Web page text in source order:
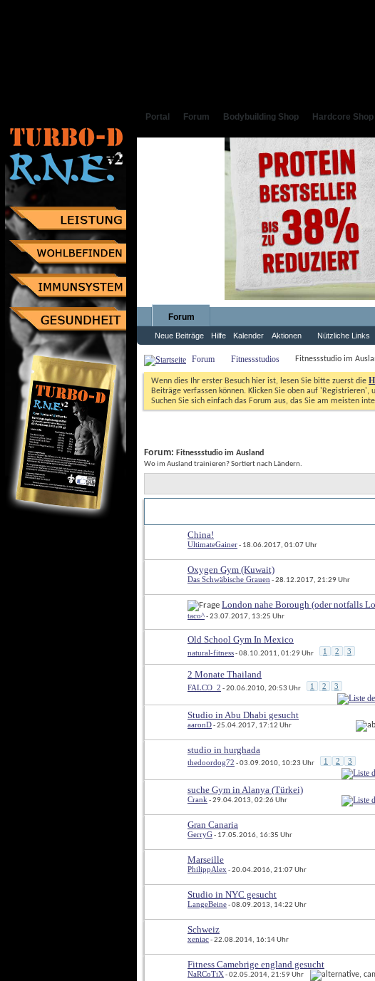
Portal Forum Bodybuilding Shop Hardcore Shop
Forum
Neue Beiträge Hilfe Kalender Aktionen Nützliche Links
Forum Fitnessstudios Fitnessstudio im
Wenn dies Ihr erster Besuch hier ist, lesen Sie bitte zuerst die
Beiträge verfassen können. Klicken Sie oben auf
Suchen Sie sich einfach das Forum aus, das Sie am meisten
Forum: Fitnessstudio im Ausland
Wo im Ausland trainieren? Sortiert nach Ländern.
China!
UltimateGainer - 18.06.2017, 01:07 Uhr
Oxygen Gym (Kuwait)
Das Schwäbische Grauen - 28.12.2017, 21:29 Uhr
London nahe Borough (oder notfalls
taco^ - 23.07.2017, 13:25 Uhr
Old School Gym In Mexico
natural-fitness - 08.10.2011, 01:29 Uhr 1 2 3
2 Monate Thailand
FALCO_2 - 20.06.2010, 20:53 Uhr 1 2 3
Studio in Abu Dhabi gesucht
aaronD - 25.04.2017, 17:12 Uhr
studio in hurghada
thedoordog72 - 03.09.2010, 10:23 Uhr 1 2 3
suche Gym in Alanya (Türkei)
Crank - 29.04.2013, 02:26 Uhr
Gran Canaria
GerryG - 17.05.2016, 16:35 Uhr
Marseille
PhilippAlex - 20.04.2016, 21:07 Uhr
Studio in NYC gesucht
LangeBeine - 08.09.2013, 14:22 Uhr
Schweiz
xeniac - 22.08.2014, 16:14 Uhr
Fitness Camebrige england gesucht
NaRCoTiX - 02.05.2014, 21:59 Uhr